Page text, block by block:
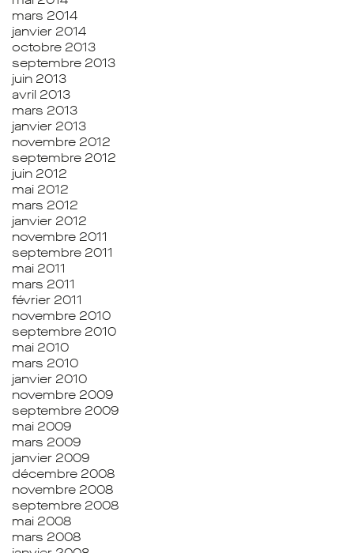
mars 2014
janvier 2014
octobre 2013
septembre 2013
juin 2013
avril 2013
mars 2013
janvier 2013
novembre 2012
septembre 2012
juin 2012
mai 2012
mars 2012
janvier 2012
novembre 2011
septembre 2011
mai 2011
mars 2011
février 2011
novembre 2010
septembre 2010
mai 2010
mars 2010
janvier 2010
novembre 2009
septembre 2009
mai 2009
mars 2009
janvier 2009
décembre 2008
novembre 2008
septembre 2008
mai 2008
mars 2008